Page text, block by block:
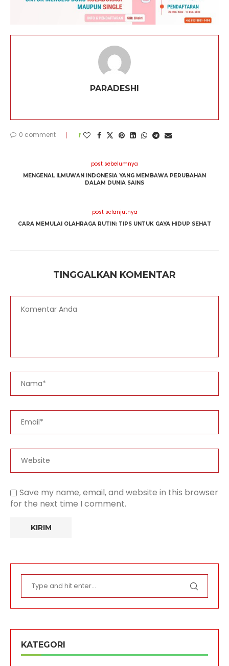
PARADESHI
0 comment 1
post sebelumnya
MENGENAL ILMUWAN INDONESIA YANG MEMBAWA PERUBAHAN
DALAM DUNIA SAINS
post selanjutnya
CARA MEMULAI OLAHRAGA RUTIN: TIPS UNTUK GAYA HIDUP SEHAT
TINGGALKAN KOMENTAR
Save my name, email, and website in this browser
for the next time I comment.
KATEGORI